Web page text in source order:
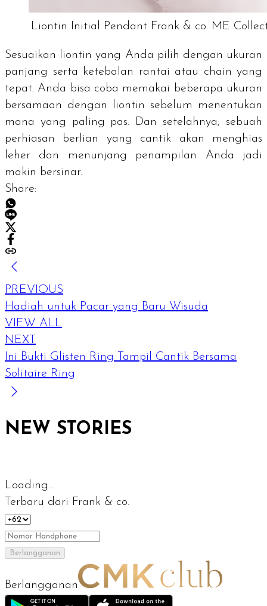
Liontin Initial Pendant Frank & co. ME
Sesuaikan liontin yang Anda pilih dengan ukuran
panjang serta ketebalan rantai atau chain yang
tepat. Anda bisa coba memakai beberapa ukuran
bersamaan dengan liontin sebelum menentukan
mana yang paling pas. Dan setelahnya, sebuah
perhiasan berlian yang cantik akan menghias
leher dan menunjang penampilan Anda jadi
makin bersinar.
Share:
PREVIOUS
Hadiah untuk Pacar yang Baru Wisuda
VIEW ALL
NEXT
Ini Bukti Glisten Ring Tampil Cantik Bersama
Solitaire Ring
NEW STORIES
Loading...
Terbaru dari Frank & co.
Berlangganan
Berlangganan